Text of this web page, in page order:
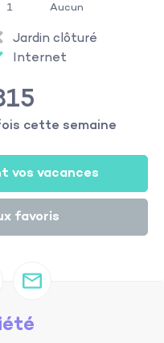
1 Aucun
Jardin clôturé
Internet
cette semaine
vos vacances
favoris